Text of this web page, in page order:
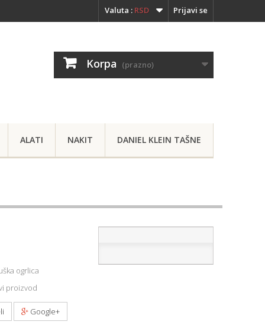
Prijavi se
Valuta : RSD
Korpa (prazno)
ALATI NAKIT DANIEL KLEIN TAŠNE
ogrlica
proizvod
Google+